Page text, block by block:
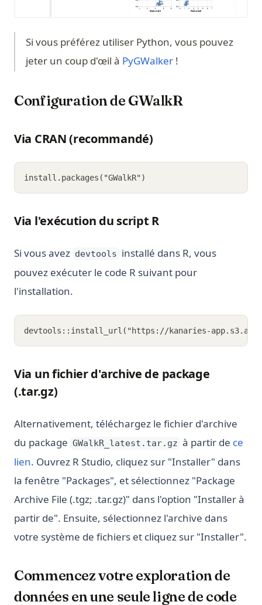
Si vous préférez utiliser Python, vous pouvez
jeter un coup d'œil à PyGWalker(opens in a new
!
Configuration de GWalkR
Via CRAN (recommandé)
install.packages("GWalkR")
Via l'exécution du script R
Si vous avez devtools installé dans R, vous
pouvez exécuter le code R suivant pour
l'installation.
devtools::install_url("https://kanaries-app.s3.ap-
Via un fichier d'archive de package
(.tar.gz)
Alternativement, téléchargez le fichier d'archive
du package GWalkR_latest.tar.gz à partir de ce
lien(opens in a new tab)
. Ouvrez R Studio, cliquez sur "Installer" dans
la fenêtre "Packages", et sélectionnez "Package
Archive File (.tgz; .tar.gz)" dans l'option "Installer à
partir de". Ensuite, sélectionnez l'archive dans
votre système de fichiers et cliquez sur "Installer".
Commencez votre exploration de
données en une seule ligne de code